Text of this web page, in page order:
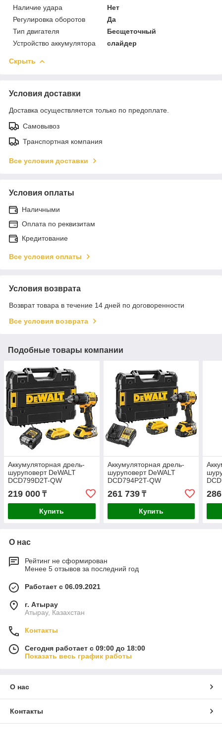
Наличие удара
Нет
Регулировка оборотов
Да
Тип двигателя
Бесщеточный
Устройство аккумулятора
слайдер
Скрыть
Условия доставки
Доставка осуществляется только по предоплате.
Самовывоз
Транспортная компания
Все условия доставки
Условия оплаты
Наличными
Оплата по реквизитам
Кредитование
Все условия оплаты
Условия возврата
Возврат товара в течение 14 дней по договоренности
Все условия возврата
Подобные товары компании
Аккумуляторная дрель-
шуруповерт DeWALT
DCD799D2T-QW
219 000 ₸
Купить
Аккумуляторная дрель-
шуруповерт DeWALT
DCD794P2T-QW
261 739₸
Купить
О нас
Рейтинг не сформирован
Менее 5 отзывов за последний год
Работает с 06.09.2021
г. Атырау
Атырау, Казахстан
Контакты
Сегодня работает с 09:00 до 18:00
Показать весь график работы
О нас
Контакты